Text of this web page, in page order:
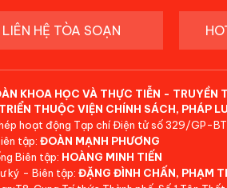
LIÊN HỆ TÒA SOẠN
KHOA HỌC VÀ THỰC TIỄN - TRUYỀN
THUỘC VIỆN CHÍNH SÁCH, PHÁP
hoạt động Tạp chí Điện tử số 329/GP-
tập: ĐOÀN MẠNH PHƯƠNG
Biên tập: HOÀNG MINH TIẾN
ký - Biên tập: ĐẶNG ĐÌNH CHẤN, PHẠM